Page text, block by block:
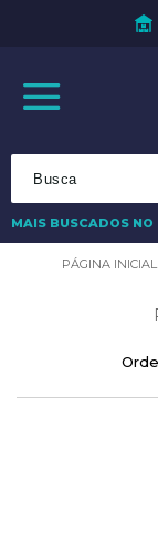
MAIS BUSCADOS NO